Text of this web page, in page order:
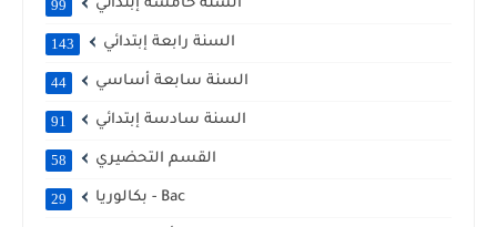
السنة خامسة إبتدائي 99
السنة رابعة إبتدائي 143
السنة سابعة أساسي 44
السنة سادسة إبتدائي 91
القسم التحضيري 58
بكالوريا - Bac 29